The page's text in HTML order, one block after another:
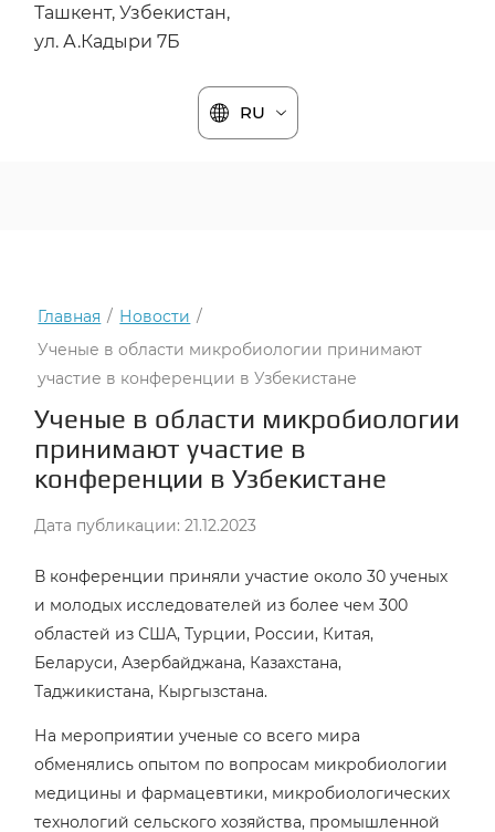
Ташкент, Узбекистан,
ул. А.Кадыри 7Б
RU
Главная / Новости /
Ученые в области микробиологии принимают
участие в конференции в Узбекистане
Ученые в области микробиологии
принимают участие в
конференции в Узбекистане
Дата публикации: 21.12.2023
В конференции приняли участие около 30 ученых
и молодых исследователей из более чем 300
областей из США, Турции, России, Китая,
Беларуси, Азербайджана, Казахстана,
Таджикистана, Кыргызстана.
На мероприятии ученые со всего мира
обменялись опытом по вопросам микробиологии
медицины и фармацевтики, микробиологических
технологий сельского хозяйства, промышленной